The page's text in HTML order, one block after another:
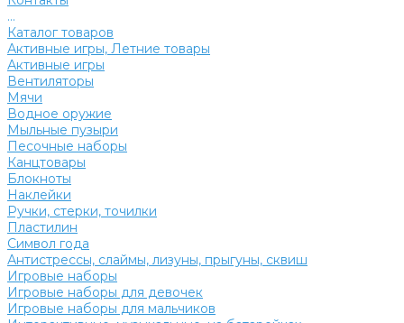
...
Каталог товаров
Активные игры, Летние товары
Активные игры
Вентиляторы
Мячи
Водное оружие
Мыльные пузыри
Песочные наборы
Канцтовары
Блокноты
Наклейки
Ручки, стерки, точилки
Пластилин
Символ года
Антистрессы, слаймы, лизуны, прыгуны, сквиш
Игровые наборы
Игровые наборы для девочек
Игровые наборы для мальчиков